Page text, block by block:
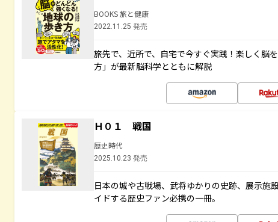
BOOKS 旅と健康
2022.11.25 発売
旅先で、近所で、自宅で今すぐ実践！楽しく脳
方」が最新脳科学とともに解説
Ｈ０１ 戦国
歴史時代
2025.10.23 発売
日本の城や古戦場、武将ゆかりの史跡、展示施
イドする歴史ファン必携の一冊。